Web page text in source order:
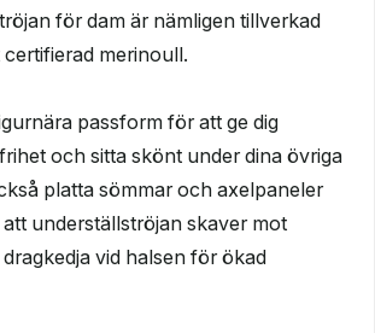
för dam är nämligen tillverkad
merinoull.
passform för att ge dig
och sitta skönt under dina övriga
platta sömmar och axelpaneler
underställströjan skaver mot
vid halsen för ökad